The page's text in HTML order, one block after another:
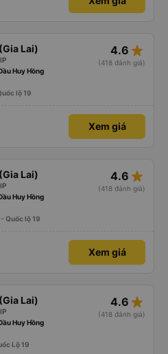
Lai) 4.6 star_rate
(418 đánh giá)
Huy Hồng
lộ 19
Xem giá
Lai) 4.6 star_rate
(418 đánh giá)
Huy Hồng
Quốc lộ 19
Xem giá
Lai) 4.6 star_rate
(418 đánh giá)
Huy Hồng
Lộ 19